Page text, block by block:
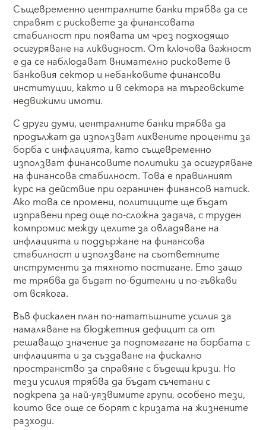
Същевременно централните банки трябва да се
справят с рисковете за финансовата
стабилност при появата им чрез подходящо
осигуряване на ликвидност. От ключова важност
е да се наблюдават внимателно рисковете в
банковия сектор и небанковите финансови
институции, както и в сектора на търговските
недвижими имоти.
С други думи, централните банки трябва да
продължат да използват лихвените проценти за
борба с инфлацията, като същевременно
използват финансовите политики за осигуряване
на финансова стабилност. Това е правилният
курс на действие при ограничен финансов натиск.
Ако това се промени, политиците ще бъдат
изправени пред още по-сложна задача, с труден
компромис между целите за овладяване на
инфлацията и поддържане на финансова
стабилност и използване на съответните
инструменти за тяхното постигане. Ето защо
те трябва да бъдат по-бдителни и по-гъвкави
от всякога.
Във фискален план по-нататъшните усилия за
намаляване на бюджетния дефицит са от
решаващо значение за подпомагане на борбата с
инфлацията и за създаване на фискално
пространство за справяне с бъдещи кризи. Но
тези усилия трябва да бъдат съчетани с
подкрепа за най-уязвимите групи, особено тези,
които все още се борят с кризата на жизнените
разходи.